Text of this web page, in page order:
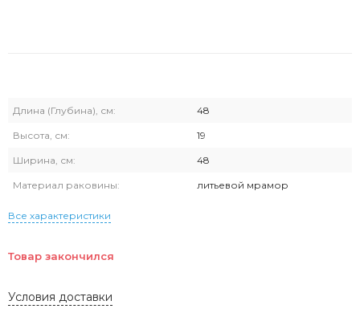
Длина (Глубина), см: 48
Высота, см: 19
Ширина, см: 48
Материал раковины: литьевой мрамор
Все характеристики
Товар закончился
Условия доставки